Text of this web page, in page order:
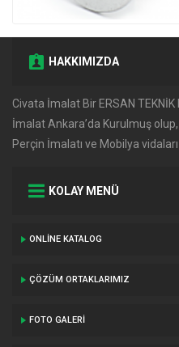
HAKKIMIZDA
Civata İmalat Bir ERSAN
İmalat Ankara’da Kurulmuş
Perçin İmalatı ve Mobilya
KOLAY MENÜ
ONLINE KATALOG
ÇÖZÜM ORTAKLARIMIZ
FOTO GALERI